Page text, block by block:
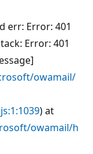
err: Error: 401
Error: 401
owamail/
) at
owamail/h